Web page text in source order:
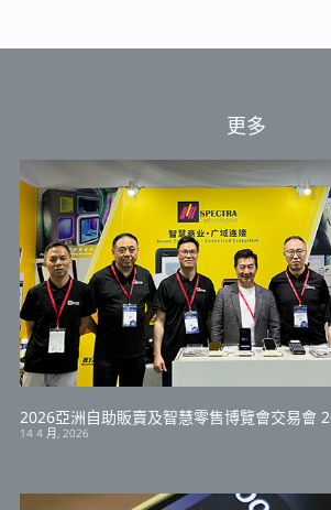
更多
2026亞洲自助販賣及智慧零售博覽會交易會
14 4 月, 2026